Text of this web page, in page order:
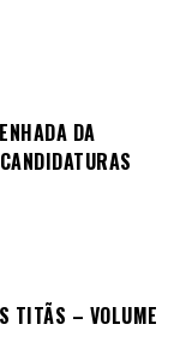
DA
TITÃS – VOLUME